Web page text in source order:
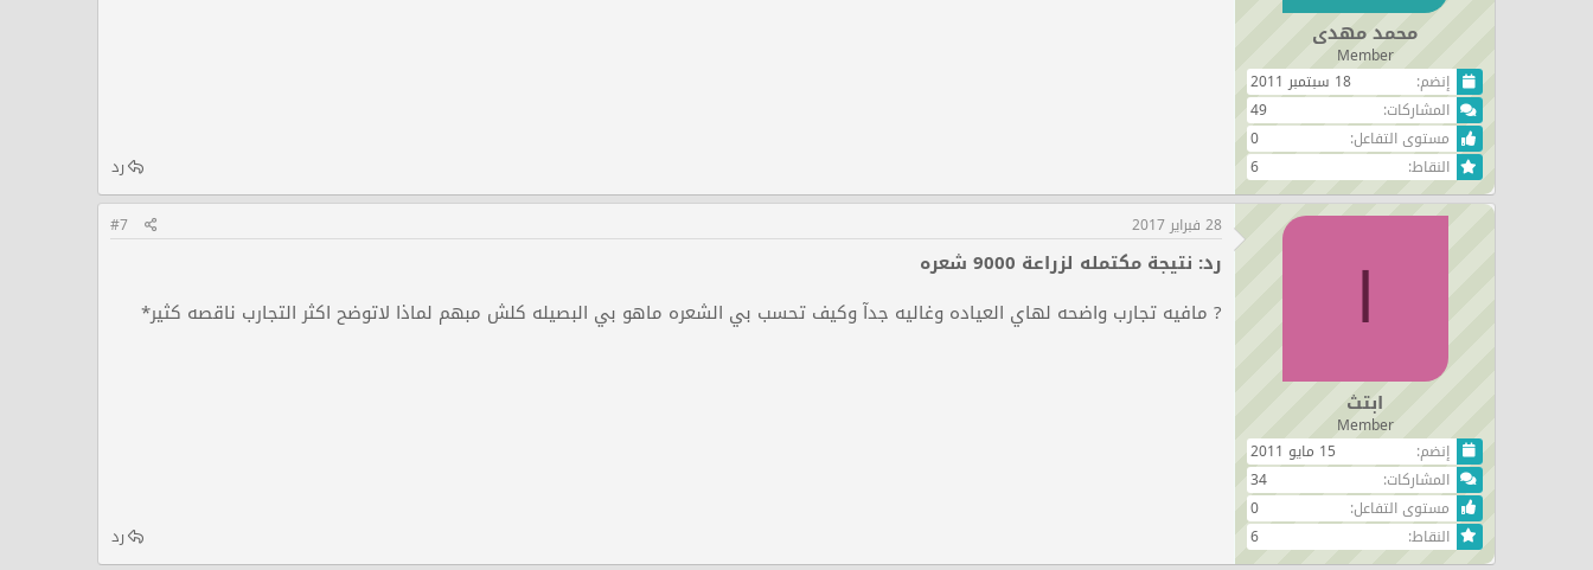
محمد مهدى
Member
إنضم
18 سبتمبر 2011
المشاركات
49
مستوى التفاعل
0
النقاط
6 رد
ابتث
Member
إنضم
15 مايو 2011
المشاركات
34
مستوى التفاعل
0
النقاط
6
28 فبراير 2017 #7
رد: نتيجة مكتمله لزراعة 9000 شعره
? مافيه تجارب واضحه لهاي العياده وغاليه جدآ وكيف تحسب بي الشعره ماهو بي البصيله كلش مبهم لماذا لاتوضح اكثر التجارب ناقصه كثير*
رد